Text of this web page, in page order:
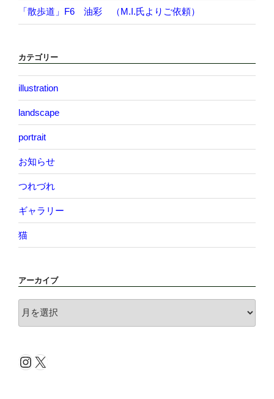
「散歩道」F6 油彩 （M.I.氏よりご依頼）
カテゴリー
illustration
landscape
portrait
お知らせ
つれづれ
ギャラリー
猫
アーカイブ
ー
ブ
Instagram
X